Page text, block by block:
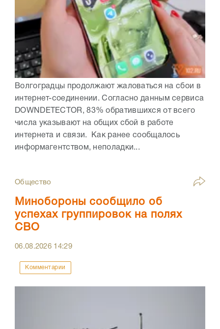
Волгоградцы продолжают жаловаться на сбои в
интернет-соединении. Согласно данным сервиса
DOWNDETECTOR, 83% обратившихся от всего
числа указывают на общих сбой в работе
интернета и связи. Как ранее сообщалось
информагентством, неполадки...
Общество
Минобороны сообщило об
успехах группировок на полях
СВО
06.08.2026 14:29
Комментарии